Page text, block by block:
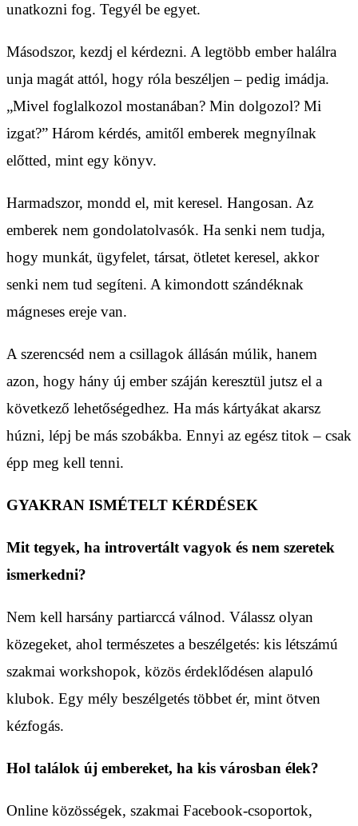
unatkozni fog. Tegyél be egyet.
Másodszor, kezdj el kérdezni. A legtöbb ember halálra
unja magát attól, hogy róla beszéljen – pedig imádja.
„Mivel foglalkozol mostanában? Min dolgozol? Mi
izgat?” Három kérdés, amitől emberek megnyílnak
előtted, mint egy könyv.
Harmadszor, mondd el, mit keresel. Hangosan. Az
emberek nem gondolatolvasók. Ha senki nem tudja,
hogy munkát, ügyfelet, társat, ötletet keresel, akkor
senki nem tud segíteni. A kimondott szándéknak
mágneses ereje van.
A szerencséd nem a csillagok állásán múlik, hanem
azon, hogy hány új ember száján keresztül jutsz el a
következő lehetőségedhez. Ha más kártyákat akarsz
húzni, lépj be más szobákba. Ennyi az egész titok – csak
épp meg kell tenni.
GYAKRAN ISMÉTELT KÉRDÉSEK
Mit tegyek, ha introvertált vagyok és nem szeretek
ismerkedni?
Nem kell harsány partiarccá válnod. Válassz olyan
közegeket, ahol természetes a beszélgetés: kis létszámú
szakmai workshopok, közös érdeklődésen alapuló
klubok. Egy mély beszélgetés többet ér, mint ötven
kézfogás.
Hol találok új embereket, ha kis városban élek?
Online közösségek, szakmai Facebook-csoportok,